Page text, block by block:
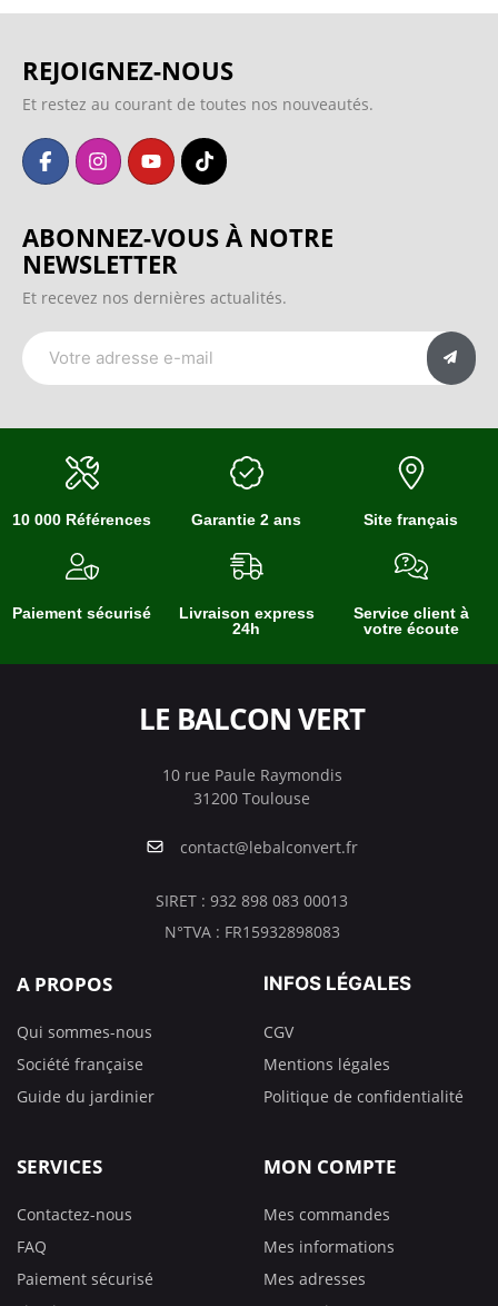
REJOIGNEZ-NOUS
Et restez au courant de toutes nos nouveautés.
ABONNEZ-VOUS À NOTRE
NEWSLETTER
Et recevez nos dernières actualités.
10 000 Références Garantie 2 ans Site français
Paiement sécurisé
Livraison express
24h
Service client à
votre écoute
LE BALCON VERT
10 rue Paule Raymondis
31200 Toulouse
contact@lebalconvert.fr
SIRET : 932 898 083 00013
N°TVA : FR15932898083
A PROPOS
Qui sommes-nous
Société française
Guide du jardinier
INFOS LÉGALES
CGV
Mentions légales
Politique de confidentialité
SERVICES
Contactez-nous
FAQ
Paiement sécurisé
MON COMPTE
Mes commandes
Mes informations
Mes adresses